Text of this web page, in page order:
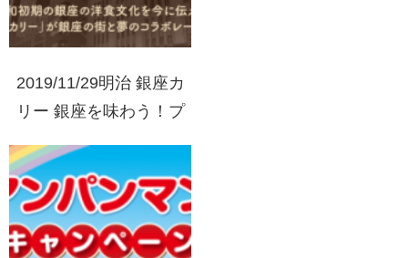
2019/11/29明治 銀座カ
リー 銀座を味わう！プ
WEBでクイズに答えて
応募